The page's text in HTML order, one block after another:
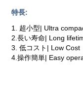
特長:
1. 超小型| Ultra
2.長い寿命| Long
3. 低コスト| Low Cost
4.操作簡単| Easy